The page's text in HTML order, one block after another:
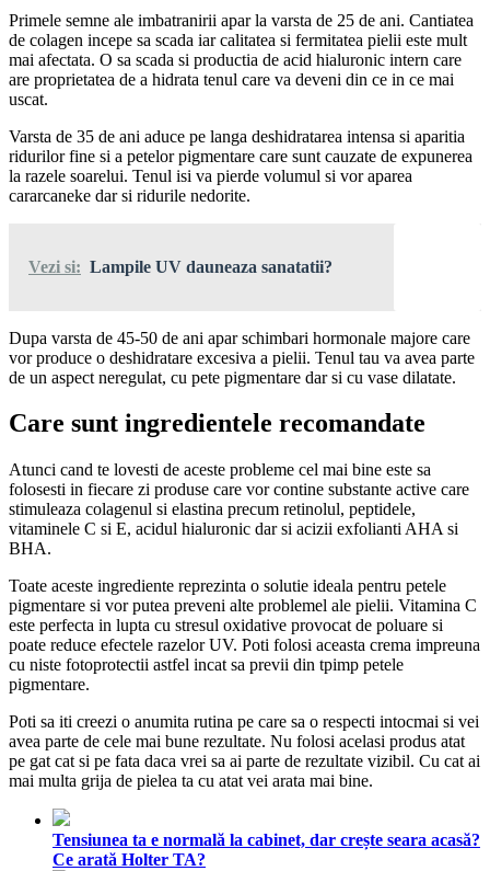
Primele semne ale imbatranirii apar la varsta de 25 de ani. Cantiatea
de colagen incepe sa scada iar calitatea si fermitatea pielii este mult
mai afectata. O sa scada si productia de acid hialuronic intern care
are proprietatea de a hidrata tenul care va deveni din ce in ce mai
uscat.
Varsta de 35 de ani aduce pe langa deshidratarea intensa si aparitia
ridurilor fine si a petelor pigmentare care sunt cauzate de expunerea
la razele soarelui. Tenul isi va pierde volumul si vor aparea
cararcaneke dar si ridurile nedorite.
Vezi si: Lampile UV dauneaza sanatatii?
Dupa varsta de 45-50 de ani apar schimbari hormonale majore care
vor produce o deshidratare excesiva a pielii. Tenul tau va avea parte
de un aspect neregulat, cu pete pigmentare dar si cu vase dilatate.
Care sunt ingredientele recomandate
Atunci cand te lovesti de aceste probleme cel mai bine este sa
folosesti in fiecare zi produse care vor contine substante active care
stimuleaza colagenul si elastina precum retinolul, peptidele,
vitaminele C si E, acidul hialuronic dar si acizii exfolianti AHA si
BHA.
Toate aceste ingrediente reprezinta o solutie ideala pentru petele
pigmentare si vor putea preveni alte problemel ale pielii. Vitamina C
este perfecta in lupta cu stresul oxidative provocat de poluare si
poate reduce efectele razelor UV. Poti folosi aceasta crema impreuna
cu niste fotoprotectii astfel incat sa previi din tpimp petele
pigmentare.
Poti sa iti creezi o anumita rutina pe care sa o respecti intocmai si vei
avea parte de cele mai bune rezultate. Nu folosi acelasi produs atat
pe gat cat si pe fata daca vrei sa ai parte de rezultate vizibil. Cu cat ai
mai multa grija de pielea ta cu atat vei arata mai bine.
Tensiunea ta e normală la cabinet, dar crește seara acasă?
Ce arată Holter TA?